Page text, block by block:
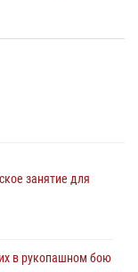
занятие для
в рукопашном бою